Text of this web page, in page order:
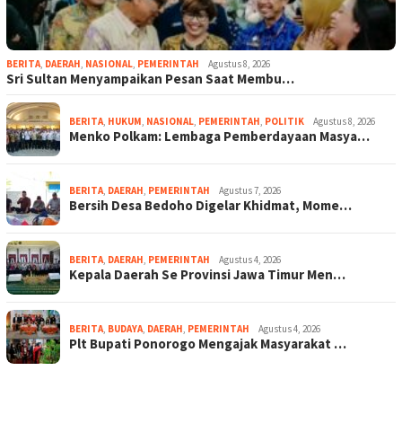
BERITA, DAERAH, NASIONAL, PEMERINTAH Agustus 8, 2026
Sri Sultan Menyampaikan Pesan Saat Membu…
BERITA, HUKUM, NASIONAL, PEMERINTAH, POLITIK Agustus 8, 2026
Menko Polkam: Lembaga Pemberdayaan Masya…
BERITA, DAERAH, PEMERINTAH Agustus 7, 2026
Bersih Desa Bedoho Digelar Khidmat, Mome…
BERITA, DAERAH, PEMERINTAH Agustus 4, 2026
Kepala Daerah Se Provinsi Jawa Timur Men…
BERITA, BUDAYA, DAERAH, PEMERINTAH Agustus 4, 2026
Plt Bupati Ponorogo Mengajak Masyarakat …